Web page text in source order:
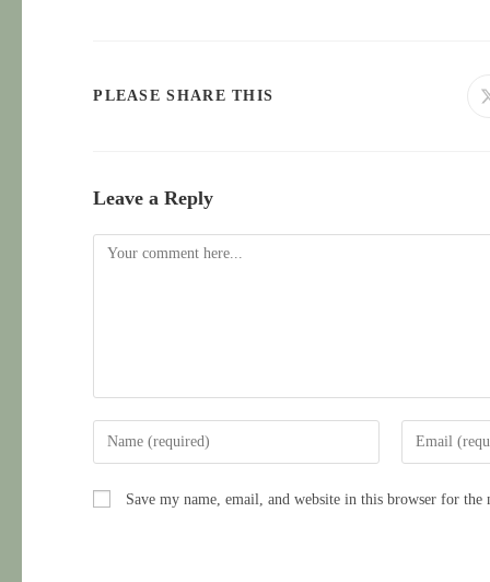
PLEASE SHARE THIS
Leave a Reply
Comment
Enter
your
name
Enter
your
Save my name, email, and website in this browser for the